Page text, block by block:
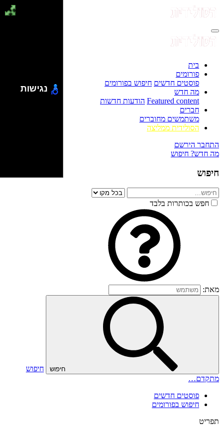
בית
פורומים
פוסטים חדשים חיפוש בפורומים
מה חדש
Featured content הודעות חדשות
חברים
משתמשים מחוברים
הסולידית ממליצה
התחבר הירשם
מה חדש? חיפוש
חיפוש
חפש בכותרות בלבד
מאת:
חיפוש
חיפוש
מתקדם…
פוסטים חדשים
חיפוש בפורומים
תפריט
נגישות